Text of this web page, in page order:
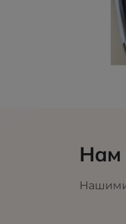
Нам
Нашими